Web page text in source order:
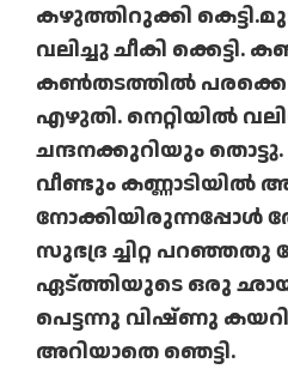
കഴുത്തിറുക്കി
വലിച്ചു ചീകി
കണ്‍തടത്തില്‍ പരക്കെ
എഴുതി. നെറ്റിയില്‍
ചന്ദനക്കുറിയും തൊട്ടു.
വീണ്ടും കണ്ണാടിയില്‍
നോക്കിയിരുന്നപ്പോള്‍
സുഭദ്ര ച്ചിറ്റ
ഏട്ത്തിയുടെ ഒരു
പെട്ടന്നു വിഷ്ണു
അറിയാതെ ഞെട്ടി.